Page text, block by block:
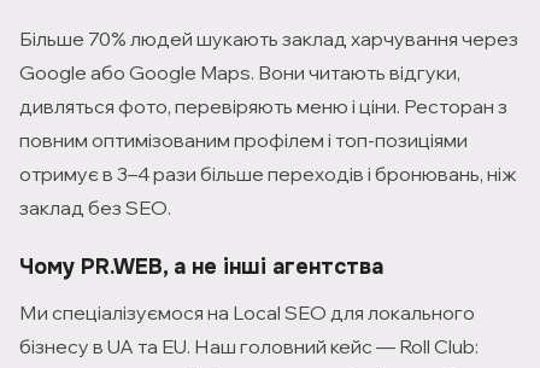
Більше 70% людей шукають заклад харчування через
Google або Google Maps. Вони читають відгуки,
дивляться фото, перевіряють меню і ціни. Ресторан з
повним оптимізованим профілем і топ-позиціями
отримує в 3–4 рази більше переходів і бронювань, ніж
заклад без SEO.
Чому PR.WEB, а не інші агентства
Ми спеціалізуємося на Local SEO для локального
бізнесу в UA та EU. Наш головний кейс — Roll Club: